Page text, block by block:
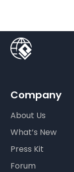
Company
About Us
What’s New
Press Kit
Forum